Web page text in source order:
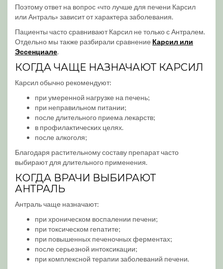
Поэтому ответ на вопрос «что лучше для печени Карсил
или Антраль» зависит от характера заболевания.
Пациенты часто сравнивают Карсил не только с Антралем.
Отдельно мы также разбирали сравнение Карсил или
Эссенциале.
КОГДА ЧАЩЕ НАЗНАЧАЮТ КАРСИЛ
Карсил обычно рекомендуют:
при умеренной нагрузке на печень;
при неправильном питании;
после длительного приема лекарств;
в профилактических целях.
после алкоголя;
Благодаря растительному составу препарат часто
выбирают для длительного применения.
КОГДА ВРАЧИ ВЫБИРАЮТ
АНТРАЛЬ
Антраль чаще назначают:
при хроническом воспалении печени;
при токсическом гепатите;
при повышенных печеночных ферментах;
после серьезной интоксикации;
при комплексной терапии заболеваний печени.